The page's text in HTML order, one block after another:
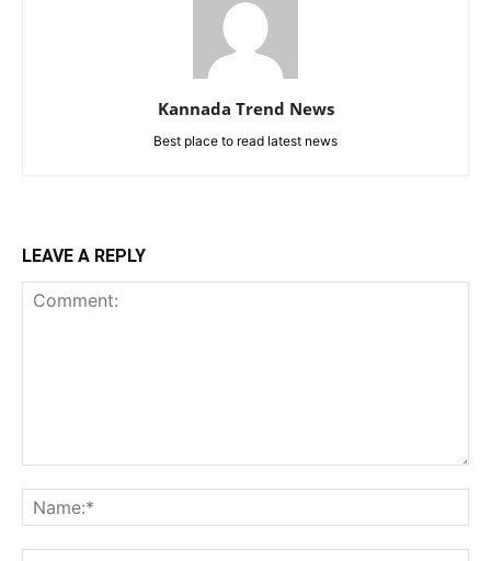
Kannada Trend News
Best place to read latest news
LEAVE A REPLY